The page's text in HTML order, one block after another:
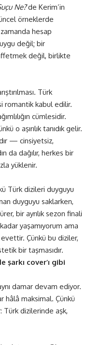
Ne?’de Kerim’in
örneklerde
hesap
değil; bir
değil, birlikte
Türk
romantik kabul edilir.
cümlesidir.
o aşırılık tanıdık gelir.
— cinsiyetsiz,
da dağılır, herkes bir
yüklenir.
Türk dizileri duyguyu
duyguyu saklarken,
bir ayrılık sezon finali
yaşamıyorum ama
Çünkü bu diziler,
bir taşmasıdır.
cover’ı gibi
damar devam ediyor.
hâlâ maksimal. Çünkü
Türk dizilerinde aşk,